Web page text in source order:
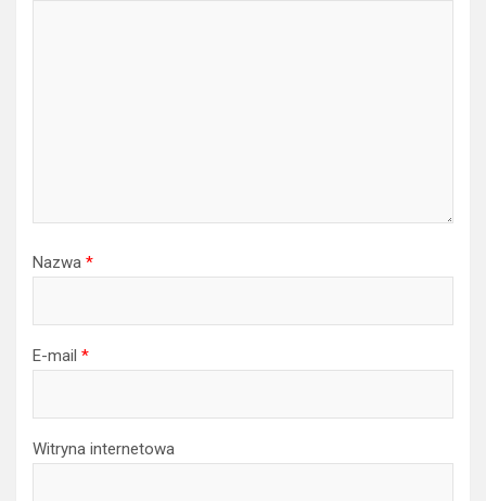
Nazwa *
E-mail *
Witryna internetowa